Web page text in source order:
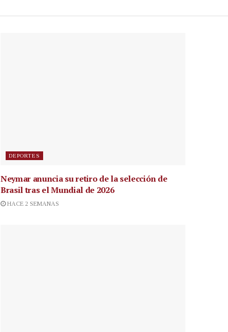
DEPORTES
Neymar anuncia su retiro de la selección de
Brasil tras el Mundial de 2026
HACE 2 SEMANAS